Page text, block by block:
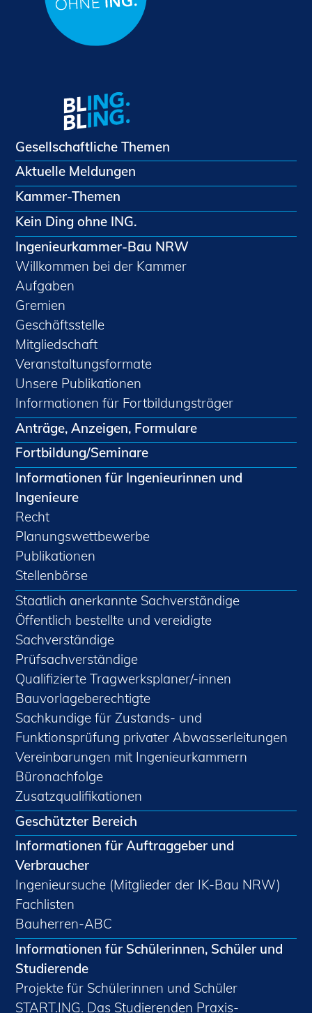
Gesellschaftliche Themen
Aktuelle Meldungen
Kammer-Themen
Kein Ding ohne ING.
Ingenieurkammer-Bau NRW
Willkommen bei der Kammer
Aufgaben
Gremien
Geschäftsstelle
Mitgliedschaft
Veranstaltungsformate
Unsere Publikationen
Informationen für Fortbildungsträger
Anträge, Anzeigen, Formulare
Fortbildung/Seminare
Informationen für Ingenieurinnen und
Ingenieure
Recht
Planungswettbewerbe
Publikationen
Stellenbörse
Staatlich anerkannte Sachverständige
Öffentlich bestellte und vereidigte
Sachverständige
Prüfsachverständige
Qualifizierte Tragwerksplaner/-innen
Bauvorlageberechtigte
Sachkundige für Zustands- und
Funktionsprüfung privater Abwasserleitungen
Vereinbarungen mit Ingenieurkammern
Büronachfolge
Zusatzqualifikationen
Geschützter Bereich
Informationen für Auftraggeber und
Verbraucher
Ingenieursuche (Mitglieder der IK-Bau NRW)
Fachlisten
Bauherren-ABC
Informationen für Schülerinnen, Schüler und
Studierende
Projekte für Schülerinnen und Schüler
START.ING. Das Studierenden Praxis-